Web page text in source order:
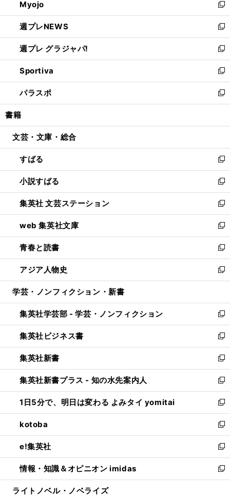
く
で
開
く
ド
ウ
で
開
く
ィ
ン
ド
ウ
で
開
く
Myojo
新
し
い
ウ
ィ
ン
ド
ウ
で
開
週プレNEWS
新
し
い
ウ
ィ
ン
ド
ウ
開
週プレ グラジャパ!
新
し
い
ウ
ィ
ン
ウ
開
く
Sportiva
新
し
い
ウ
ン
ウ
で
開
く
パラスポ
新
し
ウ
ン
ド
ウ
で
開
く
書籍
文芸・文庫・総合
すばる
新
し
い
ウ
ィ
ン
ド
ウ
で
開
く
小説すばる
新
し
い
ウ
ィ
ン
ド
ウ
で
開
集英社 文芸ステーション
新
し
い
ウ
ィ
ン
ド
ウ
開
く
web 集英社文庫
新
し
い
ウ
ィ
ン
ウ
で
開
く
青春と読書
新
し
い
ウ
ン
ド
ウ
で
開
く
アジア人物史
新
し
ウ
ィ
ン
ド
ウ
で
開
く
学芸・ノンフィクション・新書
集英社学芸部 - 学芸・ノンフィクション
新
し
い
ウ
ィ
ン
ド
ウ
で
開
く
集英社ビジネス書
新
し
い
ウ
ィ
ン
ド
ウ
で
開
く
集英社新書
新
し
い
ウ
ィ
ン
ド
ウ
で
開
く
集英社新書プラス - 知の水先案内人
新
し
い
ウ
ィ
ン
ド
ウ
で
開
1日5分で、明日は変わる よみタイ yomitai
新
し
い
ウ
ィ
ン
ド
ウ
kotoba
新
し
い
ウ
ィ
ン
e!集英社
新
し
い
ウ
情報・知識＆オピニオン imidas
新
し
ライトノベル・ノベライズ